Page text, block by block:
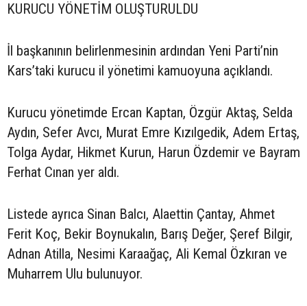
KURUCU YÖNETİM OLUŞTURULDU
İl başkanının belirlenmesinin ardından Yeni Parti’nin
Kars’taki kurucu il yönetimi kamuoyuna açıklandı.
Kurucu yönetimde Ercan Kaptan, Özgür Aktaş, Selda
Aydın, Sefer Avcı, Murat Emre Kızılgedik, Adem Ertaş,
Tolga Aydar, Hikmet Kurun, Harun Özdemir ve Bayram
Ferhat Cınan yer aldı.
Listede ayrıca Sinan Balcı, Alaettin Çantay, Ahmet
Ferit Koç, Bekir Boynukalın, Barış Değer, Şeref Bilgir,
Adnan Atilla, Nesimi Karaağaç, Ali Kemal Özkıran ve
Muharrem Ulu bulunuyor.